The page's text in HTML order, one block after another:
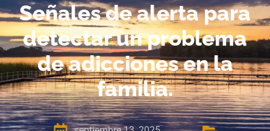
Señales de alerta para
detectar un problema
de adicciones en la
familia.